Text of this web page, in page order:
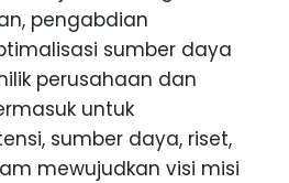
pengabdian
sumber daya
perusahaan dan
untuk
sumber daya, riset,
mewujudkan visi misi